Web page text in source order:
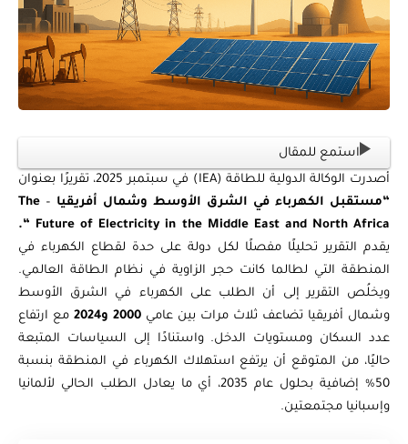
استمع للمقال
أصدرت الوكالة الدولية للطاقة (IEA) في سبتمبر 2025، تقريرًا بعنوان
“مستقبل الكهرباء في الشرق الأوسط وشمال أفريقيا–
The
Future of Electricity in the Middle East and North Africa “.
يقدم التقرير تحليلًا مفصلًا لكل دولة على حدة لقطاع الكهرباء في
المنطقة التي لطالما كانت حجر الزاوية في نظام الطاقة العالمي.
ويخلُص التقرير إلى أن الطلب على الكهرباء في الشرق الأوسط
وشمال أفريقيا تضاعف ثلاث مرات بين عامي2000 و2024
مع ارتفاع
عدد السكان ومستويات الدخل. واستنادًا إلى السياسات المتبعة
حاليًا، من المتوقع أن يرتفع استهلاك الكهرباء في المنطقة بنسبة
50% إضافية بحلول عام 2035، أي ما يعادل الطلب الحالي لألمانيا
وإسبانيا مجتمعتين.